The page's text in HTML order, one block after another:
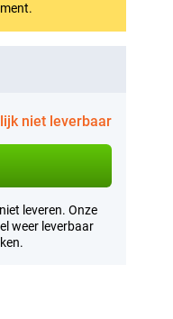
niet leverbaar
leveren. Onze
weer leverbaar